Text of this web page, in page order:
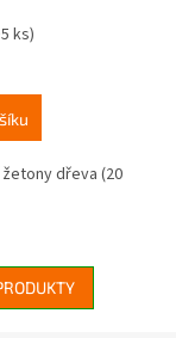
ks)
dřeva (20